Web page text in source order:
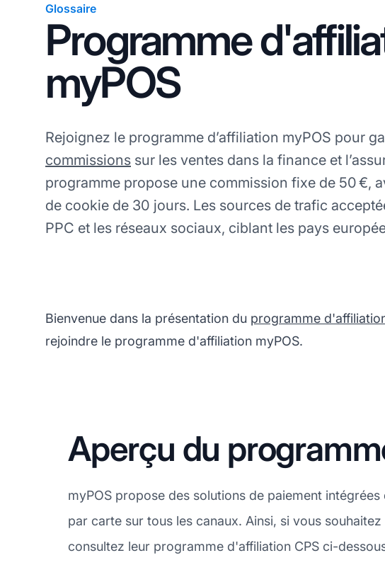
Glossaire
Programme
myPOS
Rejoignez le programme d’affiliation myPOS pour
commissions sur les ventes dans la finance et
programme propose une commission fixe de 50 €,
de cookie de 30 jours. Les sources de trafic
PPC et les réseaux sociaux, ciblant les pays
Bienvenue dans la présentation du programme
rejoindre le programme d'affiliation myPOS.
Aperçu du
myPOS propose des solutions de paiement
par carte sur tous les canaux. Ainsi, si vous
consultez leur programme d'affiliation CPS ci-